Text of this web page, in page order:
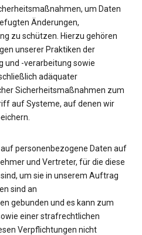
um Daten
Änderungen,
zu schützen. Hierzu gehören
unserer Praktiken der
und -verarbeitung sowie
adäquater
Sicherheitsmaßnahmen zum
auf Systeme, auf denen wir
personenbezogene Daten auf
und Vertreter, für die diese
um sie in unserem Auftrag
sind an
gebunden und es kann zum
einer strafrechtlichen
Verpflichtungen nicht